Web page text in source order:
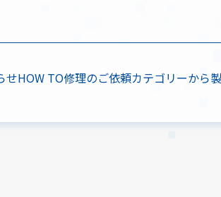
せHOW TO修理のご依頼カテゴリーから